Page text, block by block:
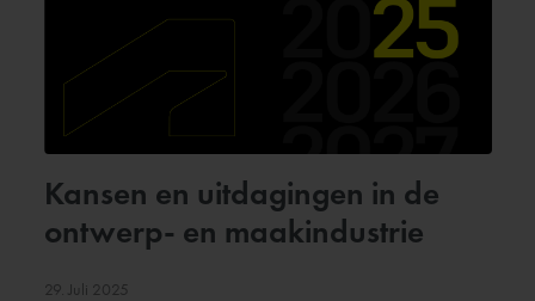
Kansen en uitdagingen in de
ontwerp- en maakindustrie
29. Juli 2025